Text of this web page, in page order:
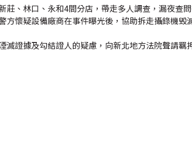
莊、林口、永和4間分店，帶走多人調查，漏夜查
方懷疑設備廠商在事件曝光後，協助拆走攝錄機毁
滅證據及勾結證人的疑慮，向新北地方法院聲請